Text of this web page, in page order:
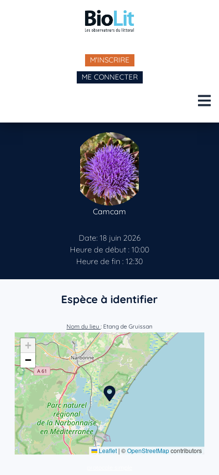
M'INSCRIRE
ME CONNECTER
Camcam
Date: 18 juin 2026
Heure de début : 10:00
Heure de fin : 12:30
Espèce à identifier
Nom du lieu : Etang de Gruissan
+
−
Leaflet | ©OpenStreetMapcontributors